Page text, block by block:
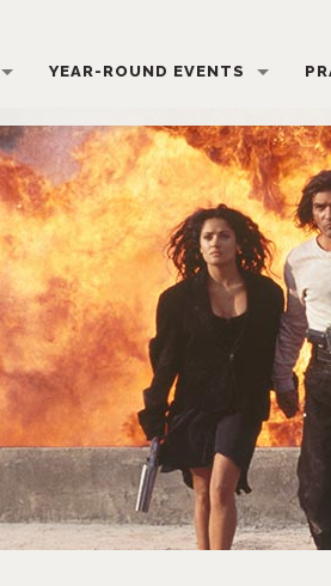
YEAR-ROUND EVENTS